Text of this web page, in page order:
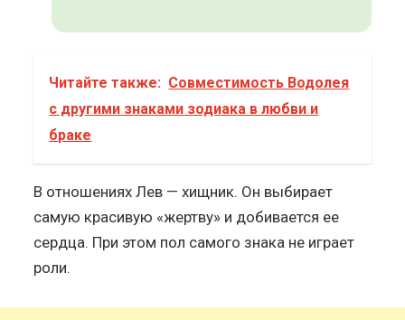
Читайте также: Совместимость Водолея
с другими знаками зодиака в любви и
браке
В отношениях Лев — хищник. Он выбирает
самую красивую «жертву» и добивается ее
сердца. При этом пол самого знака не играет
роли.